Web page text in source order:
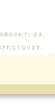
示されています。
れなくなります。